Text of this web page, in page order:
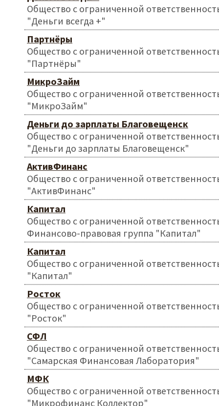
Общество с ограниченной
"Деньги всегда +"
Партнёры
Общество с ограниченной
"Партнёры"
МикроЗайм
Общество с ограниченной
"МикроЗайм"
Деньги до зарплаты Благовещенск
Общество с ограниченной
"Деньги до зарплаты Благовещенск"
АктивФинанс
Общество с ограниченной
"АктивФинанс"
Капитал
Общество с ограниченной
Финансово-правовая группа "Капитал"
Капитал
Общество с ограниченной
"Капитал"
Росток
Общество с ограниченной
"Росток"
СФЛ
Общество с ограниченной
"Самарская Финансовая Лаборатория"
МФК
Общество с ограниченной
"Микрофинанс Коллектор"